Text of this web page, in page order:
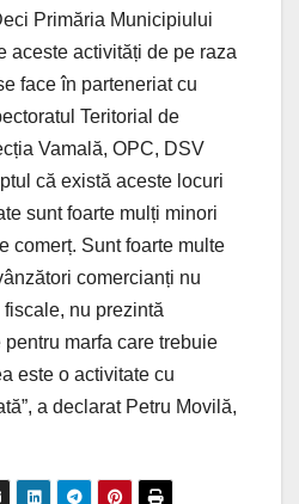
Primăria Municipiului
aceste activități de pe raza
face în parteneriat cu
Teritorial de
Vamală, OPC, DSV
că există aceste locuri
sunt foarte mulți minori
comerț. Sunt foarte multe
comercianți nu
nu prezintă
marfa care trebuie
este o activitate cu
a declarat Petru Movilă,